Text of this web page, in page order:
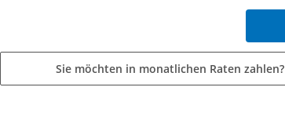
Sie möchten in monatlichen Raten zahlen?